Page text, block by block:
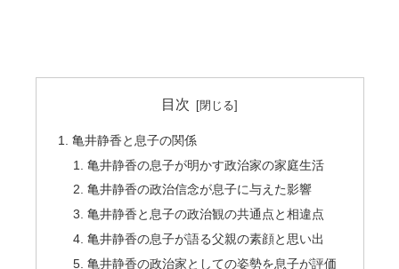
目次
亀井静香と息子の関係
亀井静香の息子が明かす政治家の家庭生活
亀井静香の政治信念が息子に与えた影響
亀井静香と息子の政治観の共通点と相違点
亀井静香の息子が語る父親の素顔と思い出
亀井静香の政治家としての姿勢を息子が評価